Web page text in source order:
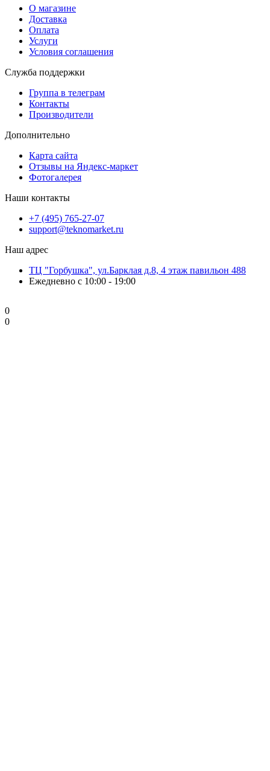
О магазине
Доставка
Оплата
Услуги
Условия соглашения
Служба поддержки
Группа в телеграм
Контакты
Производители
Дополнительно
Карта сайта
Отзывы на Яндекс-маркет
Фотогалерея
Наши контакты
+7 (495) 765-27-07
support@teknomarket.ru
Наш адрес
ТЦ "Горбушка", ул.Барклая д.8, 4 этаж павильон 488
Ежедневно с 10:00 - 19:00
0
0